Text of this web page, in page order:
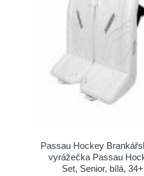
Passau Hockey
vyrážečka Passau
Set, Senior, bílá,